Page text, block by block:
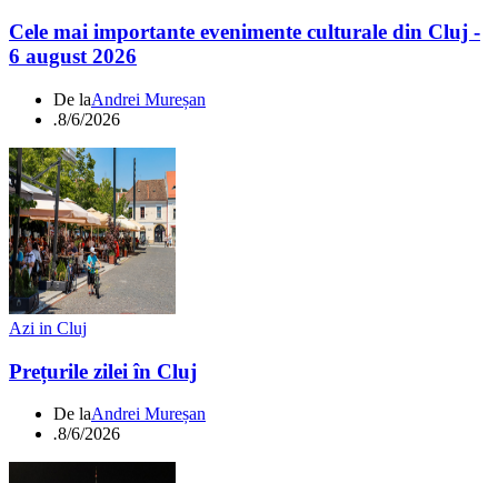
Cele mai importante evenimente culturale din Cluj -
6 august 2026
De laAndrei Mureșan
.8/6/2026
Azi in Cluj
Prețurile zilei în Cluj
De laAndrei Mureșan
.8/6/2026